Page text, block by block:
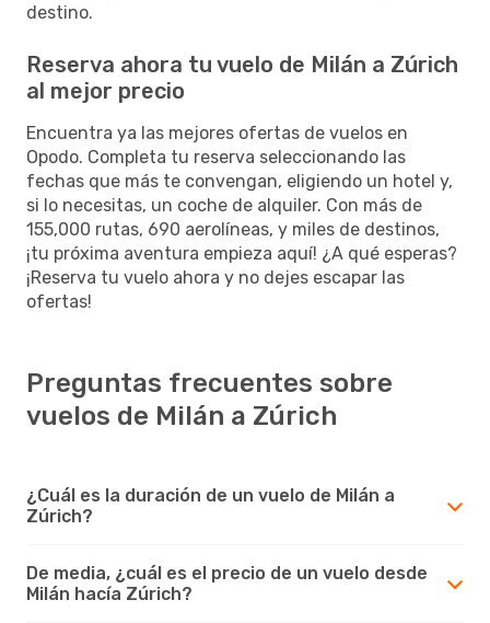
destino.
Reserva ahora tu vuelo de Milán a Zúrich
al mejor precio
Encuentra ya las mejores ofertas de vuelos en
Opodo. Completa tu reserva seleccionando las
fechas que más te convengan, eligiendo un hotel y,
si lo necesitas, un coche de alquiler. Con más de
155,000 rutas, 690 aerolíneas, y miles de destinos,
¡tu próxima aventura empieza aquí! ¿A qué esperas?
¡Reserva tu vuelo ahora y no dejes escapar las
ofertas!
Preguntas frecuentes sobre
vuelos de Milán a Zúrich
¿Cuál es la duración de un vuelo de Milán a
Zúrich?
De media, ¿cuál es el precio de un vuelo desde
Milán hacía Zúrich?